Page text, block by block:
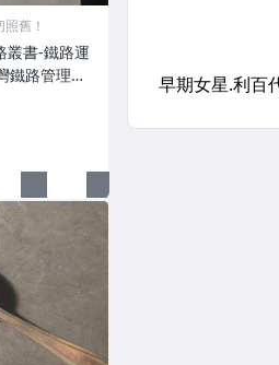
舊！
叢書-鐵路運
鐵路管理局